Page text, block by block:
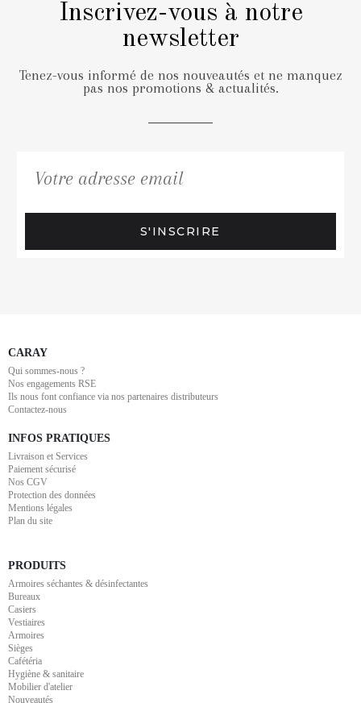
Inscrivez-vous à notre
newsletter
Tenez-vous informé de nos nouveautés et ne manquez
pas nos promotions & actualités.
S'INSCRIRE
CARAY
Qui sommes-nous ?
Nos engagements RSE
Ils nous font confiance via nos partenaires distributeurs
Contactez-nous
INFOS PRATIQUES
Livraison et Services
Paiement sécurisé
Nos CGV
Protection des données
Mentions légales
Plan du site
PRODUITS
Armoires séchantes & désinfectantes
Bureaux
Casiers
Vestiaires
Armoires
Sièges
Cafétéria
Hygiène & sanitaire
Mobilier d'atelier
Nouveautés